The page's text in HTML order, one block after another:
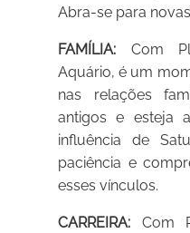
Abra-se para
FAMÍLIA: Com
Aquário, é um
nas relações
antigos e esteja
influência de
paciência e
esses vínculos.
CARREIRA: Com